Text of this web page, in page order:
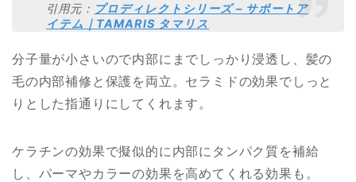
引用元： プロディレクトシリーズ – サポートア
イテム｜TAMARIS タマリス
分子量が小さいので内部にまでしっかり浸透し、髪の
毛の内部補修と保護を両立。セラミドの効果でしっと
りとした指通りにしてくれます。
ケラチンの効果で擬似的に内部にタンパク質を補給
し、パーマやカラーの効果を高めてくれる効果も。